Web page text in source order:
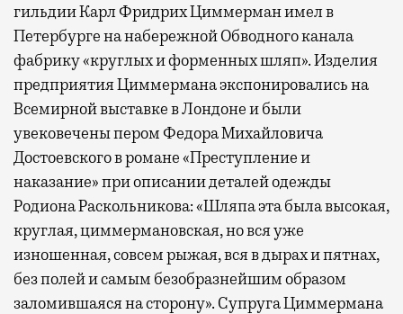
гильдии Карл Фридрих Циммерман имел в
Петербурге на набережной Обводного канала
фабрику «круглых и форменных шляп». Изделия
предприятия Циммермана экспонировались на
Всемирной выставке в Лондоне и были
увековечены пером Федора Михайловича
Достоевского в романе «Преступление и
наказание» при описании деталей одежды
Родиона Раскольникова: «Шляпа эта была высокая,
круглая, циммермановская, но вся уже
изношенная, совсем рыжая, вся в дырах и пятнах,
без полей и самым безобразнейшим образом
заломившаяся на сторону». Супруга Циммермана